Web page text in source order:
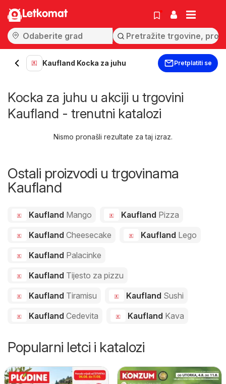
Letkomat
Kaufland Kocka za juhu Pretplatiti se
Kocka za juhu u akciji u trgovini
Kaufland - trenutni katalozi
Nismo pronašli rezultate za taj izraz.
Ostali proizvodi u trgovinama
Kaufland
Kaufland Mango Kaufland Pizza
Kaufland Cheesecake Kaufland Lego
Kaufland Palacinke
Kaufland Tijesto za pizzu
Kaufland Tiramisu Kaufland Sushi
Kaufland Cedevita Kaufland Kava
Popularni letci i katalozi